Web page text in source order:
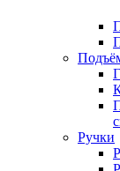
Ручки